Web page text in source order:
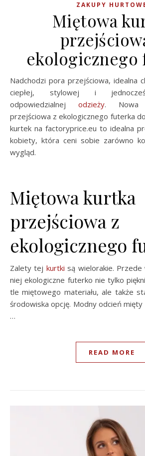
ZAKUPY
Miętowa
ekologicznego
Nadchodzi pora przejściowa, idealna chwila, aby poszukać
ciepłej, stylowej i
odpowiedzialnej odzieży. Nowa
przejściowa z ekologicznego futerka
kurtek na factoryprice.eu to idealna
kobiety, która ceni sobie zarówno
wygląd.
Miętowa kurtka
przejściowa z
ekologicznego
Zalety tej kurtki są wielorakie.
niej ekologiczne futerko nie tylko
tle miętowego materiału, ale także
środowiska opcję. Modny odcień
…
READ MORE